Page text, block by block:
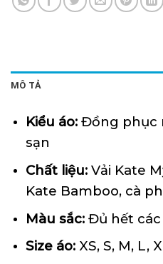
MÔ TẢ
Kiểu áo: Đồng phục
sạn
Chất liệu:Vải Kate
Kate Bamboo, cà
Màu sắc: Đủ hết
Size áo: XS, S, M, L,